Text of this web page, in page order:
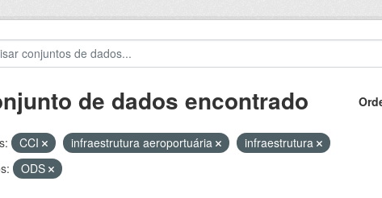
de dados encontrado
CCI infraestrutura aeroportuária
infraestrutura
ODS